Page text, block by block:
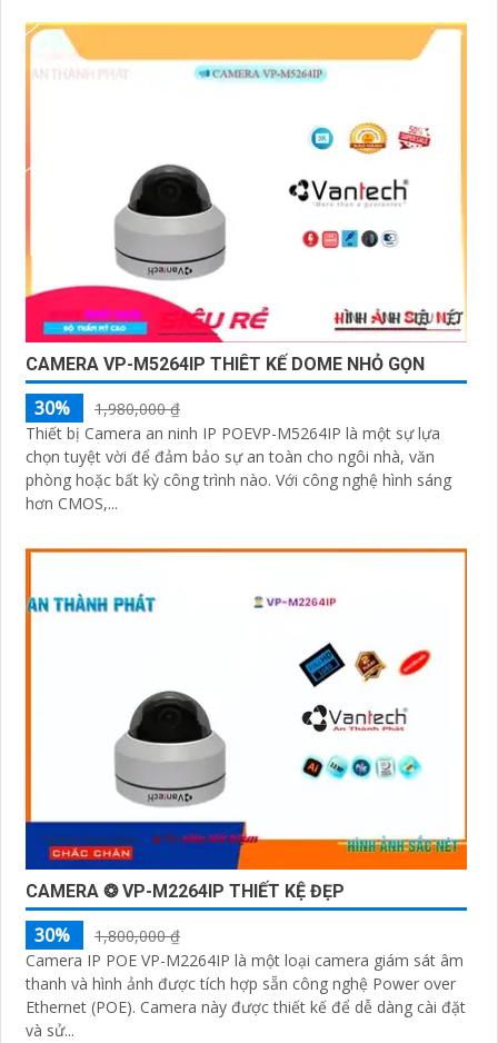
CAMERA VP-M5264IP THIÊT KẾ DOME NHỎ GỌN
30%
1,980,000 ₫
Thiết bị Camera an ninh IP POEVP-M5264IP là một sự lựa
chọn tuyệt vời để đảm bảo sự an toàn cho ngôi nhà, văn
phòng hoặc bất kỳ công trình nào. Với công nghệ hình sáng
hơn CMOS,...
CAMERA ❂ VP-M2264IP THIẾT KỆ ĐẸP
30%
1,800,000 ₫
Camera IP POE VP-M2264IP là một loại camera giám sát âm
thanh và hình ảnh được tích hợp sẵn công nghệ Power over
Ethernet (POE). Camera này được thiết kế để dễ dàng cài đặt
và sử...